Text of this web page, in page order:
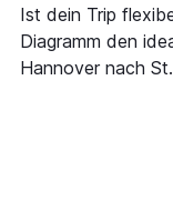
Ist dein Trip
Diagramm den
Hannover nach